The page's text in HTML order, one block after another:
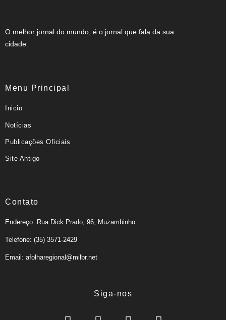
O melhor jornal do mundo, é o jornal que fala da sua
cidade.
Menu Principal
Inicio
Notícias
Publicações Oficiais
Site Antigo
Contato
Endereço: Rua Dick Prado, 96, Muzambinho
Telefone: (35) 3571-2429
Email: afolharegional@milbr.net
Siga-nos